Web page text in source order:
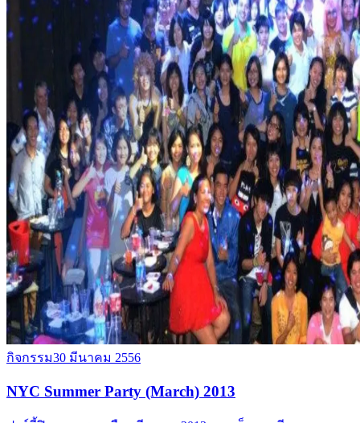
กิจกรรม30 มีนาคม 2556
NYC Summer Party (March) 2013